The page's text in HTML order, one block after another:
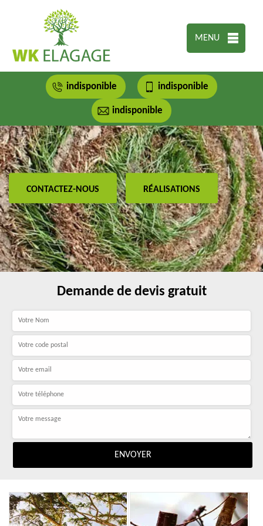
MENU
indisponible indisponible
indisponible
CONTACTEZ-NOUS RÉALISATIONS
Demande de devis gratuit